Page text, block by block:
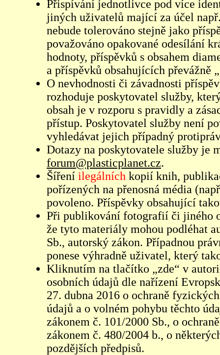
Přispívání jednotlivce pod více
jiných uživatelů mající za účel
nebude tolerováno stejně jako
považováno opakované odesílání
hodnoty, příspěvků s obsahem
a příspěvků obsahujících převážně
O nevhodnosti či závadnosti
rozhoduje poskytovatel služby,
obsah je v rozporu s pravidly a
přístup. Poskytovatel služby není
vyhledávat jejich případný
Dotazy na poskytovatele služby je
forum@plasticplanet.cz.
Šíření ilegálních kopií knih,
pořízených na přenosná média
povoleno. Příspěvky obsahující
Při publikování fotografií či jiného
že tyto materiály mohou podléhat
Sb., autorský zákon. Případnou
ponese výhradně uživatel, který
Kliknutím na tlačítko „zde“ v
osobních údajů dle nařízení
27. dubna 2016 o ochraně
údajů a o volném pohybu těchto
zákonem č. 101/2000 Sb., o
zákonem č. 480/2004 b., o
pozdějších předpisů.